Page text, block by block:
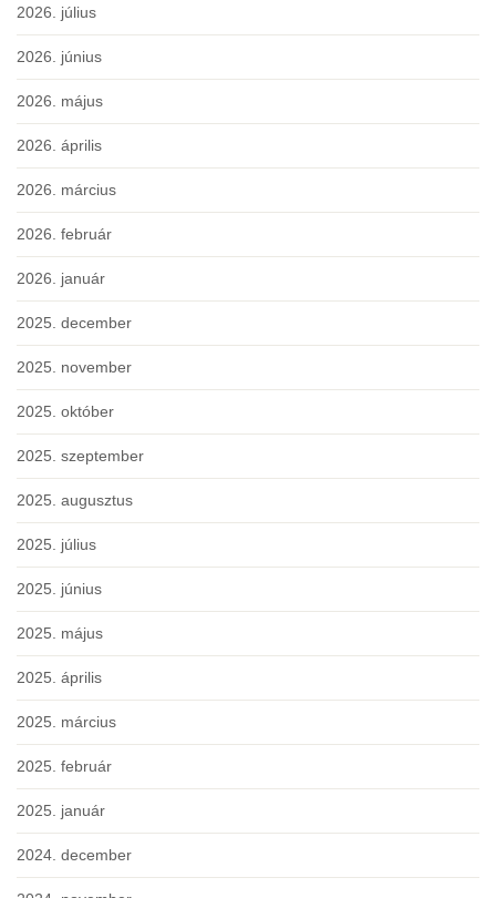
2026. július
2026. június
2026. május
2026. április
2026. március
2026. február
2026. január
2025. december
2025. november
2025. október
2025. szeptember
2025. augusztus
2025. július
2025. június
2025. május
2025. április
2025. március
2025. február
2025. január
2024. december